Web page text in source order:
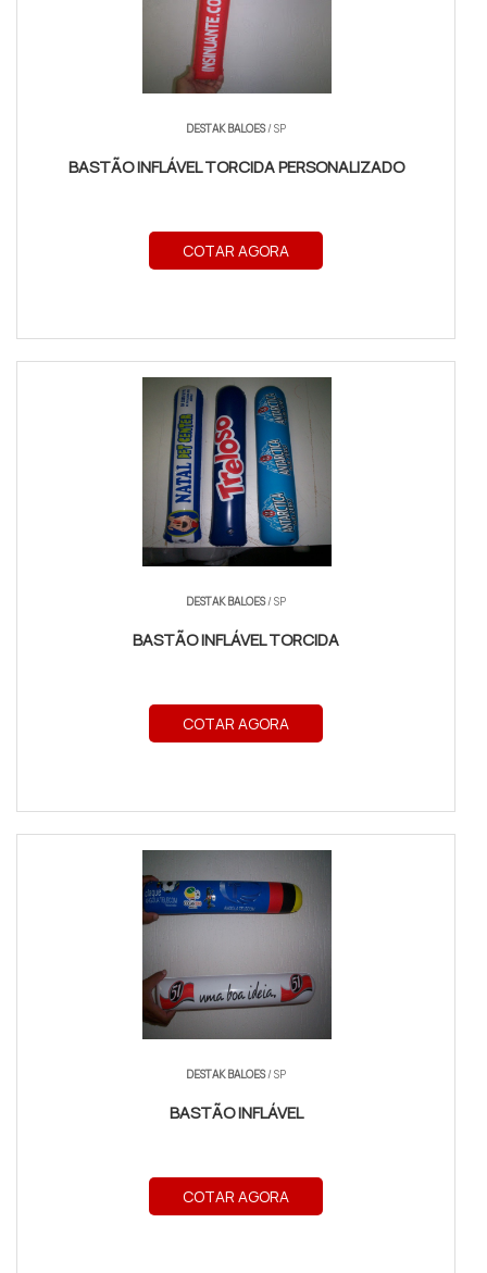
DESTAK BALOES/ SP
BASTÃO INFLÁVEL TORCIDA PERSONALIZADO
COTAR AGORA
DESTAK BALOES/ SP
BASTÃO INFLÁVEL TORCIDA
COTAR AGORA
DESTAK BALOES/ SP
BASTÃO INFLÁVEL
COTAR AGORA